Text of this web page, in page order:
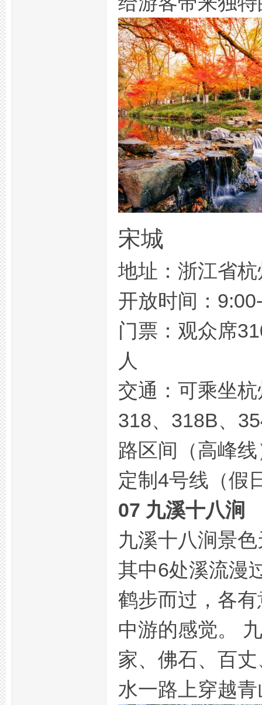
宋城
地址：浙江省
开放时间：
门票：观众席
人
交通：可乘坐
318、318B、
路区间（高峰
定制4号线（假
07 九溪十八涧
九溪十八涧景
其中6处溪流漫
鹤步而过，各
中游的感觉。
家、佛石、百
水一路上穿越